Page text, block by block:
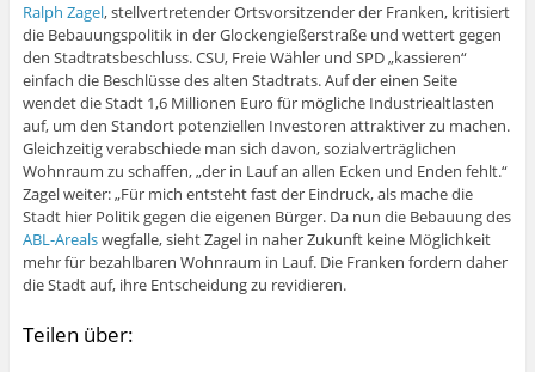
Ralph Zagel, stellvertretender Ortsvorsitzender der Franken, kritisiert
die Bebauungspolitik in der Glockengießerstraße und wettert gegen
den Stadtratsbeschluss. CSU, Freie Wähler und SPD „kassieren“
einfach die Beschlüsse des alten Stadtrats. Auf der einen Seite
wendet die Stadt 1,6 Millionen Euro für mögliche Industriealtlasten
auf, um den Standort potenziellen Investoren attraktiver zu machen.
Gleichzeitig verabschiede man sich davon, sozialverträglichen
Wohnraum zu schaffen, „der in Lauf an allen Ecken und Enden fehlt.“
Zagel weiter: „Für mich entsteht fast der Eindruck, als mache die
Stadt hier Politik gegen die eigenen Bürger. Da nun die Bebauung des
ABL-Arealswegfalle, sieht Zagel in naher Zukunft keine Möglichkeit
mehr für bezahlbaren Wohnraum in Lauf. Die Franken fordern daher
die Stadt auf, ihre Entscheidung zu revidieren.
Teilen über: